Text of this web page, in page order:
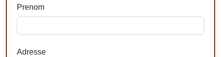
Prenom
Adresse